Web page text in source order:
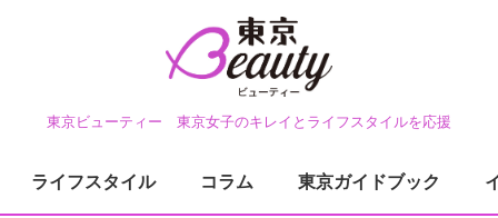
東京ビューティー 東京女子のキレイとライフスタイルを応援
ライフスタイル コラム 東京ガイドブック